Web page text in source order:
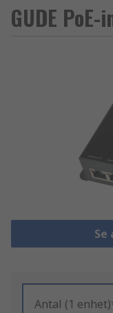
GUDE
Se
Antal (1